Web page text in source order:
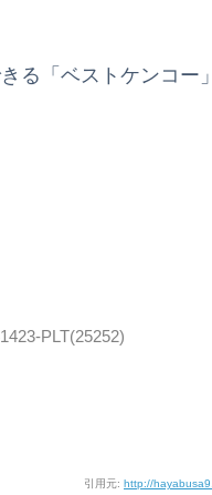
る「ベストケンコー」
PLT(25252)
引用元: http://